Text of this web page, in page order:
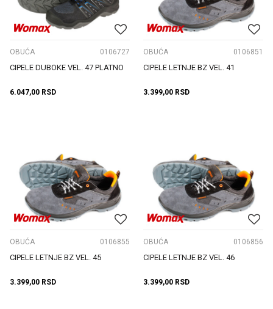
OBUĆA 0106727
CIPELE DUBOKE VEL. 47 PLATNO
6.047,00 RSD
OBUĆA 0106851
CIPELE LETNJE BZ VEL. 41
3.399,00 RSD
OBUĆA 0106855
CIPELE LETNJE BZ VEL. 45
3.399,00 RSD
OBUĆA 0106856
CIPELE LETNJE BZ VEL. 46
3.399,00 RSD